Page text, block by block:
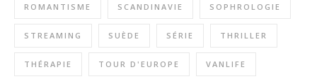
ROMANTISME SCANDINAVIE SOPHROLOGIE
STREAMING SUÈDE SÉRIE THRILLER
THÉRAPIE TOUR D'EUROPE VANLIFE